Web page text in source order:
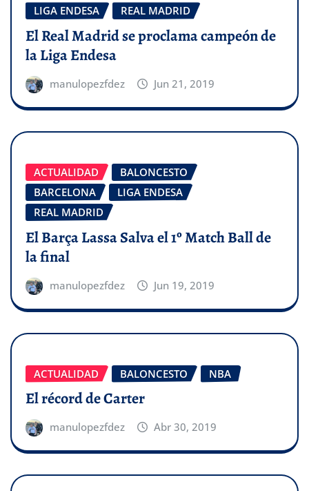
LIGA ENDESA
REAL MADRID
El Real Madrid se proclama campeón de
la Liga Endesa
manulopezfdez Jun 21, 2019
ACTUALIDAD
BALONCESTO
BARCELONA
LIGA ENDESA
REAL MADRID
El Barça Lassa Salva el 1º Match Ball de
la final
manulopezfdez Jun 19, 2019
ACTUALIDAD BALONCESTO NBA
El récord de Carter
manulopezfdez Abr 30, 2019